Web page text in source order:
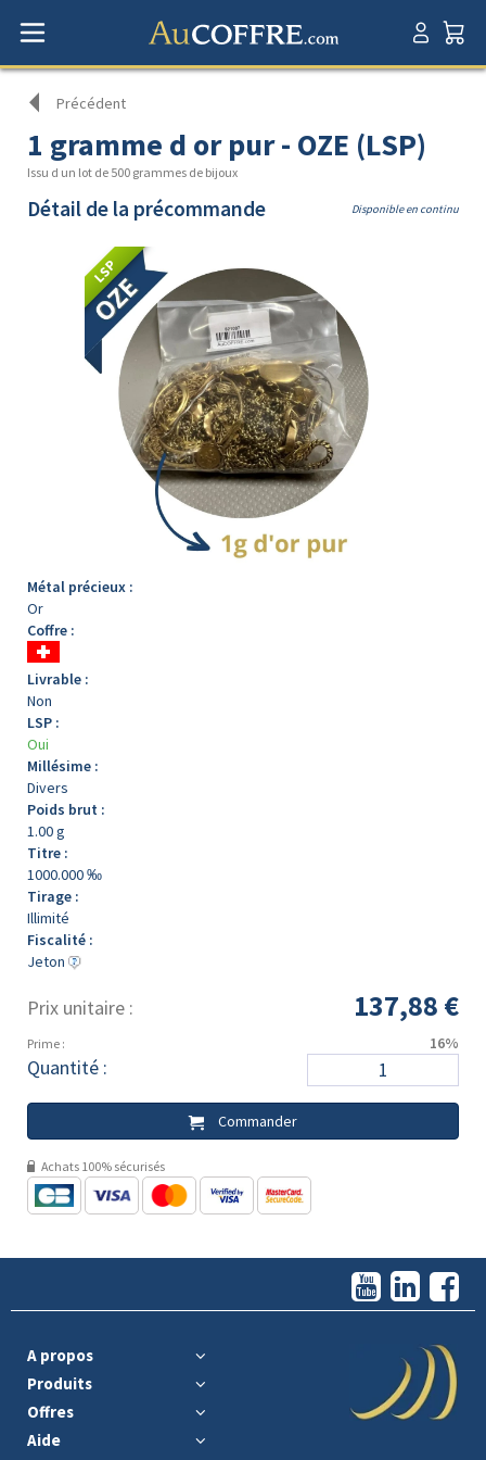
Précédent
1 gramme d or pur - OZE (LSP)
Issu d un lot de 500 grammes de bijoux
Détail de la précommande Disponible en continu
LSP
Métal précieux :
Or
Coffre :
Livrable :
Non
LSP :
Oui
Millésime :
Divers
Poids brut :
1.00 g
Titre :
1000.000 ‰
Tirage :
Illimité
Fiscalité :
Jeton
Prix unitaire : 137,88 €
Prime : 16%
Quantité :
Commander
Achats 100% sécurisés
A propos
Produits
Offres
Aide